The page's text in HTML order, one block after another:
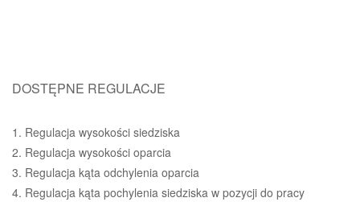
DOSTĘPNE REGULACJE
1. Regulacja wysokości siedziska
2. Regulacja wysokości oparcia
3. Regulacja kąta odchylenia oparcia
4. Regulacja kąta pochylenia siedziska w pozycji do pracy